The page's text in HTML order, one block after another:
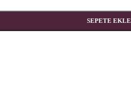
SEPETE EKLE